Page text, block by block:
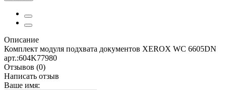
Описание
Комплект модуля подхвата документов XEROX WC 6605DN
арт.:604K77980
Отзывов (0)
Написать отзыв
Ваше имя: